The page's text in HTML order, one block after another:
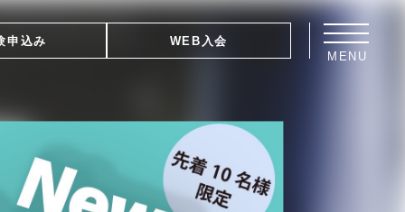
申込み
WEB入会
MENU